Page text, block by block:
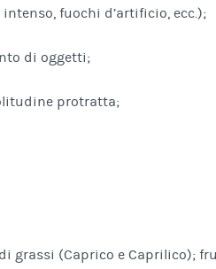
fuochi d’artificio, ecc.);
di oggetti;
protratta;
grassi (Caprico e Caprilico);